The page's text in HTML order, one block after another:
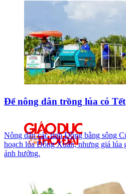
Để nông dân trồng lúa có Tết
Nông dân các tỉnh Đồng bằng sông
hoạch lúa Đông Xuân, nhưng giá lúa
ảnh hưởng.